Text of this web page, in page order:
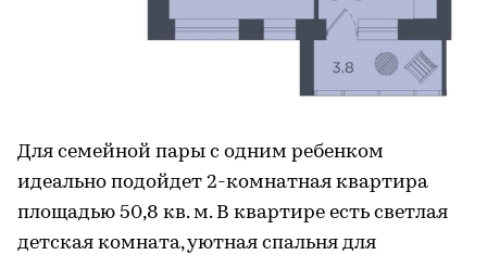
Для семейной пары с одним ребенком
идеально подойдет 2-комнатная квартира
площадью 50,8 кв. м. В квартире есть светлая
детская комната, уютная спальня для